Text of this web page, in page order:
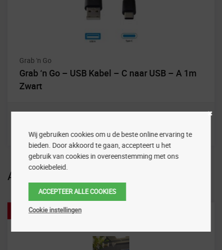
Grab 'n Go
Grab ‘n Go – USB Kabel – C naar USB – A 1m
Zwart
Aanbiedingen
Aanbieding!
Wij gebruiken cookies om u de beste online ervaring te
bieden. Door akkoord te gaan, accepteert u het
gebruik van cookies in overeenstemming met ons
cookiebeleid.
ACCEPTEER ALLE COOKIES
Cookie instellingen